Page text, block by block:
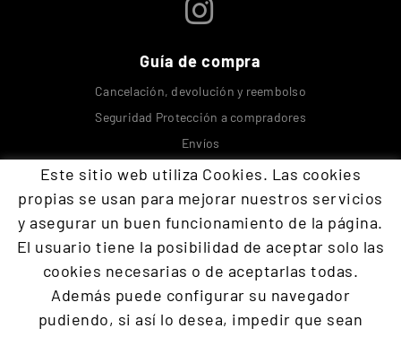
Guía de compra
Cancelación, devolución y reembolso
Seguridad Protección a compradores
Envíos
Contacta con nosotros
+34 609 894 293
devoraopos@gmail.com
Este sitio web utiliza Cookies. Las cookies
propias se usan para mejorar nuestros servicios
y asegurar un buen funcionamiento de la página.
El usuario tiene la posibilidad de aceptar solo las
cookies necesarias o de aceptarlas todas.
Además puede configurar su navegador
pudiendo, si así lo desea, impedir que sean